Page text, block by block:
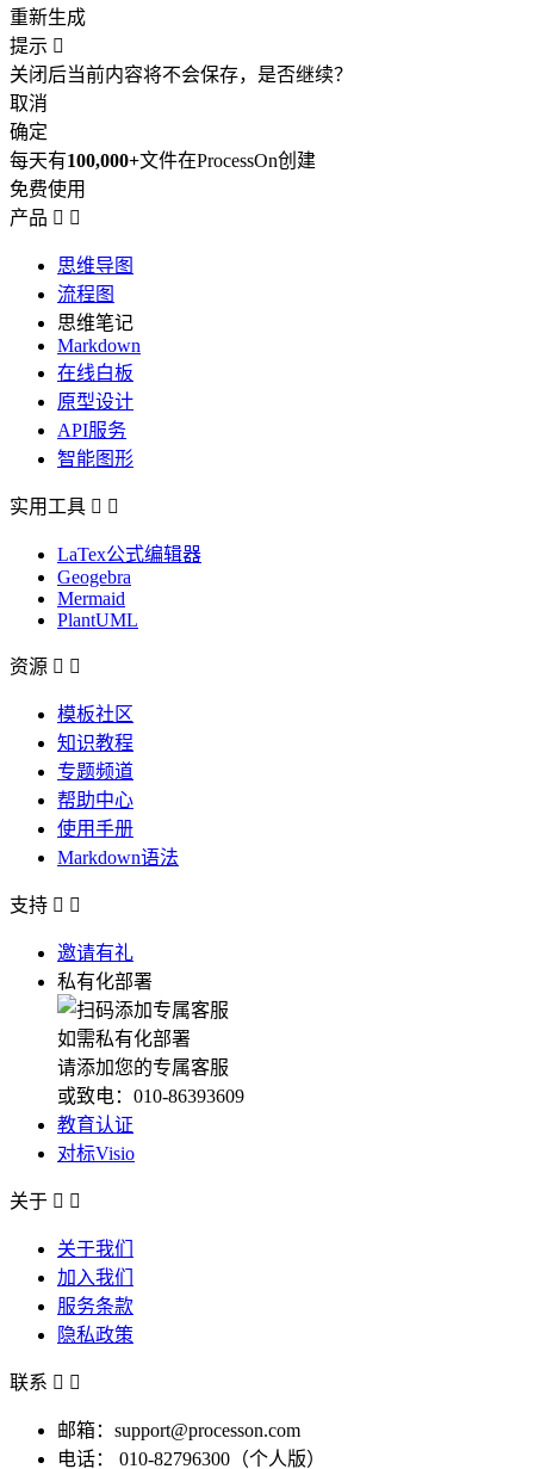
重新生成
提示 
关闭后当前内容将不会保存，是否继续？
取消
确定
每天有100,000+文件在ProcessOn创建
免费使用
产品  
思维导图
流程图
思维笔记
Markdown
在线白板
原型设计
API服务
智能图形
实用工具  
LaTex公式编辑器
Geogebra
Mermaid
PlantUML
资源  
模板社区
知识教程
专题频道
帮助中心
使用手册
Markdown语法
支持  
邀请有礼
私有化部署
如需私有化部署
请添加您的专属客服
或致电：010-86393609
教育认证
对标Visio
关于  
关于我们
加入我们
服务条款
隐私政策
联系  
邮箱：support@processon.com
电话：
010-82796300（个人版）